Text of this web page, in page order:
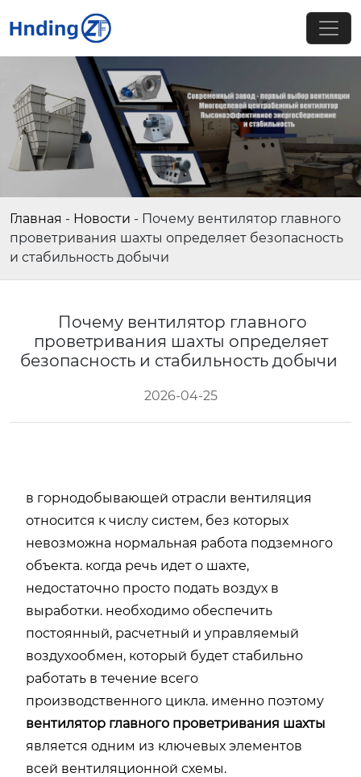
Главная - Новости - Почему вентилятор главного
проветривания шахты определяет безопасность
и стабильность добычи
Почему вентилятор главного
проветривания шахты определяет
безопасность и стабильность добычи
2026-04-25
в горнодобывающей отрасли вентиляция
относится к числу систем, без которых
невозможна нормальная работа подземного
объекта. когда речь идет о шахте,
недостаточно просто подать воздух в
выработки. необходимо обеспечить
постоянный, расчетный и управляемый
воздухообмен, который будет стабильно
работать в течение всего
производственного цикла. именно поэтому
вентилятор главного проветривания шахты
является одним из ключевых элементов
всей вентиляционной схемы.